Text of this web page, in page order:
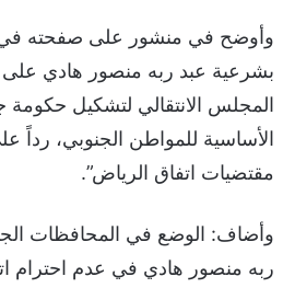
وأوضح في منشور على صفحته في
بشرعية عبد ربه منصور هادي على
المجلس الانتقالي لتشكيل حكومة
الأساسية للمواطن الجنوبي،
مقتضيات اتفاق الرياض”.
وأضاف: الوضع في المحافظات
ربه منصور هادي في عدم احترام